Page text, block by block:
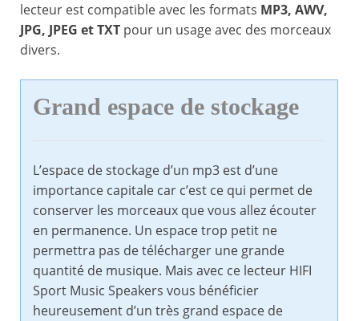
lecteur est compatible avec les formats MP3, AWV,
JPG, JPEG et TXT pour un usage avec des morceaux
divers.
Grand espace de stockage
L’espace de stockage d’un mp3 est d’une
importance capitale car c’est ce qui permet de
conserver les morceaux que vous allez écouter
en permanence. Un espace trop petit ne
permettra pas de télécharger une grande
quantité de musique. Mais avec ce lecteur HIFI
Sport Music Speakers vous bénéficier
heureusement d’un très grand espace de